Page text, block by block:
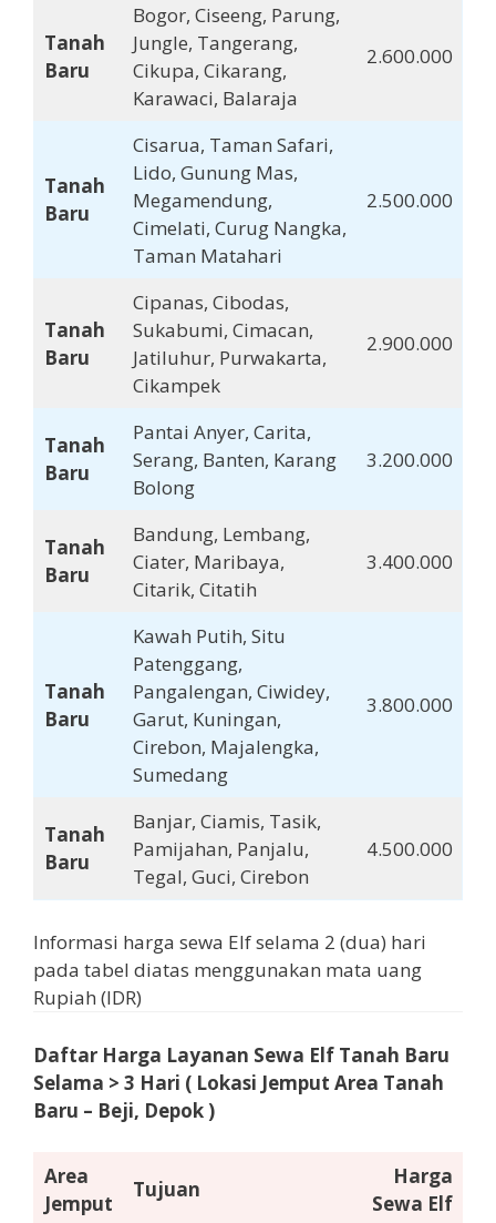
Tanah
Baru
Bogor, Ciseeng, Parung,
Jungle, Tangerang,
Cikupa, Cikarang,
Karawaci, Balaraja
2.600.000
Tanah
Baru
Cisarua, Taman Safari,
Lido, Gunung Mas,
Megamendung,
Cimelati, Curug Nangka,
Taman Matahari
2.500.000
Tanah
Baru
Cipanas, Cibodas,
Sukabumi, Cimacan,
Jatiluhur, Purwakarta,
Cikampek
2.900.000
Tanah
Baru
Pantai Anyer, Carita,
Serang, Banten, Karang
Bolong
3.200.000
Tanah
Baru
Bandung, Lembang,
Ciater, Maribaya,
Citarik, Citatih
3.400.000
Tanah
Baru
Kawah Putih, Situ
Patenggang,
Pangalengan, Ciwidey,
Garut, Kuningan,
Cirebon, Majalengka,
Sumedang
3.800.000
Tanah
Baru
Banjar, Ciamis, Tasik,
Pamijahan, Panjalu,
Tegal, Guci, Cirebon
4.500.000
Informasi harga sewa Elf selama 2 (dua) hari
pada tabel diatas menggunakan mata uang
Rupiah (IDR)
Daftar Harga Layanan Sewa Elf Tanah Baru
Selama > 3 Hari ( Lokasi Jemput Area Tanah
Baru – Beji, Depok )
Area
Jemput
Tujuan
Harga
Sewa Elf